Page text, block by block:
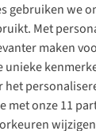
gebruiken we
Met
maken
unieke
het
met onze 11